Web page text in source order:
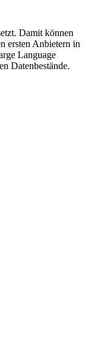
Damit können
ersten Anbietern in
Language
Datenbestände.